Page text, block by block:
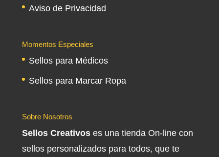
Aviso de Privacidad
Momentos Especiales
Sellos para Médicos
Sellos para Marcar Ropa
Sobre Nosotros
Sellos Creativoses una tienda On-line con
sellos personalizados para todos, que te